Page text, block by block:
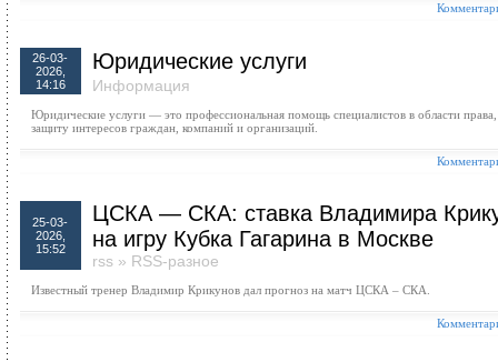
26-03-
2026,
14:16
Юридические услуги
Информация
Юридические услуги — это профессиональная помощь специалистов в области права,
защиту интересов граждан, компаний и организаций.
25-03-
2026,
15:52
ЦСКА — СКА: ставка Владимира
на игру Кубка Гагарина в Москве
rss » RSS-разное
Известный тренер Владимир Крикунов дал прогноз на матч ЦСКА – СКА.